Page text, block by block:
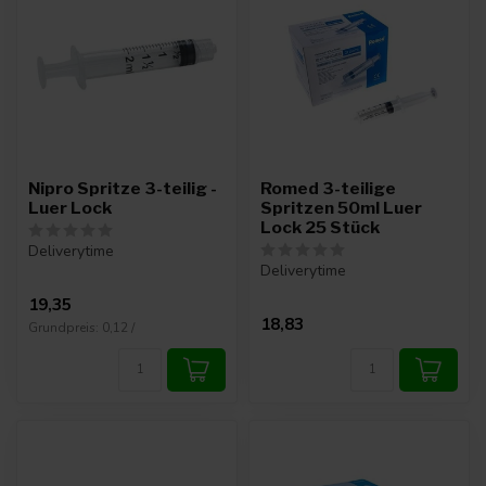
Nipro Spritze 3-teilig -
Luer Lock
Deliverytime
19,35
Grundpreis: 0,12 /
Romed 3-teilige
Spritzen 50ml Luer
Lock 25 Stück
Deliverytime
18,83